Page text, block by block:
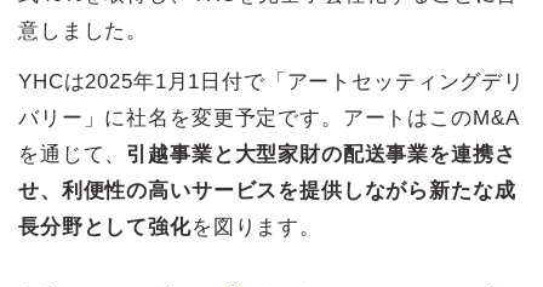
意しました。
YHCは2025年1月1日付で「アートセッティングデリ
バリー」に社名を変更予定です。アートはこのM&A
を通じて、 引越事業と大型家財の配送事業を連携さ
せ、利便性の高いサービスを提供しながら新たな成
長分野として強化を図ります。